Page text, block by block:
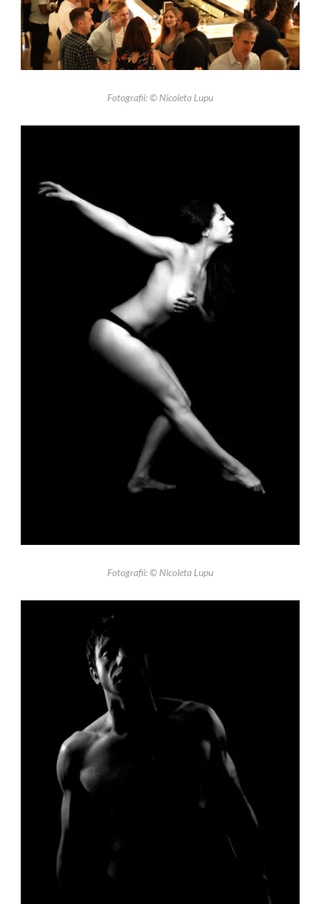
Fotografii: © Nicoleta Lupu
Fotografii: © Nicoleta Lupu